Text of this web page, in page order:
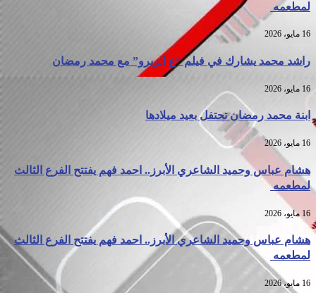
لمطعمه
16 مايو، 2026
راشد محمد يشارك في فيلم “ع الزيرو” مع محمد رمضان
16 مايو، 2026
ابنة محمد رمضان تحتفل بعيد ميلادها
16 مايو، 2026
هشام عباس وحميد الشاعري الأبرز.. احمد فهم يفتتح الفرع الثالث
لمطعمه
16 مايو، 2026
هشام عباس وحميد الشاعري الأبرز.. احمد فهم يفتتح الفرع الثالث
لمطعمه
16 مايو، 2026